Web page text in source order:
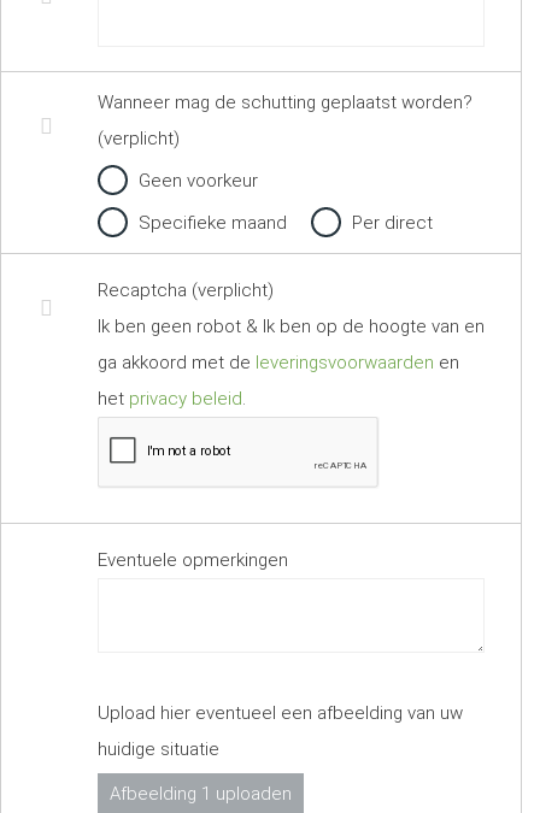
Wanneer mag de schutting geplaatst worden?
(verplicht)
Geen voorkeur
Specifieke maand
Per direct
Recaptcha (verplicht)
Ik ben geen robot & Ik ben op de hoogte van en
ga akkoord met de leveringsvoorwaarden en
het privacy beleid.
Eventuele opmerkingen
Upload hier eventueel een afbeelding van uw
huidige situatie
Afbeelding 1 uploaden